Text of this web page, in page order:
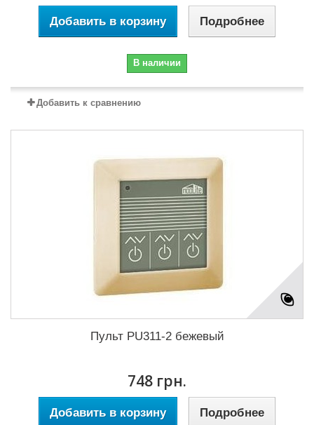
Добавить в корзину Подробнее
В наличии
Добавить к сравнению
Пульт PU311-2 бежевый
748 грн.
Добавить в корзину Подробнее